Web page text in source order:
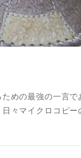
めの最強の一言で
日々マイクロコピー